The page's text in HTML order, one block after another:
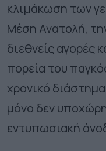
κλιμάκωση των
Μέση Ανατολή,
διεθνείς αγορές
πορεία του
χρονικό
μόνο δεν
εντυπωσιακή